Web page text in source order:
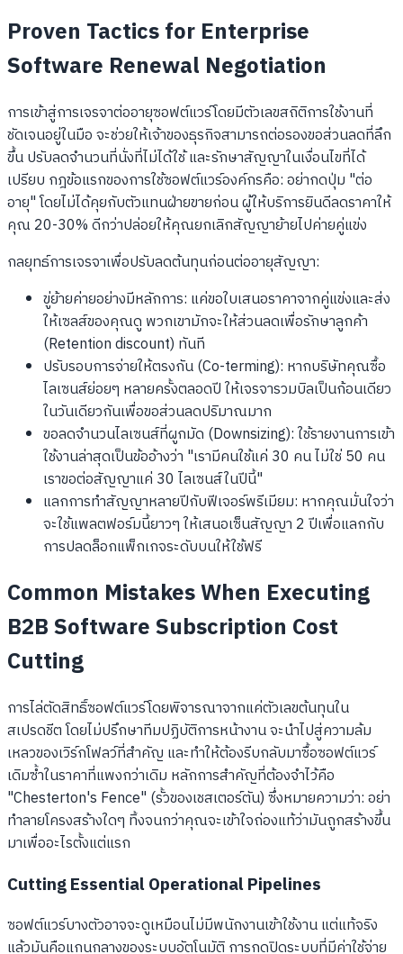
Proven Tactics for Enterprise
Software Renewal Negotiation
การเข้าสู่การเจรจาต่ออายุซอฟต์แวร์โดยมีตัวเลขสถิติการใช้งานที่
ชัดเจนอยู่ในมือ จะช่วยให้เจ้าของธุรกิจสามารถต่อรองขอส่วนลดที่ลึก
ขึ้น ปรับลดจำนวนที่นั่งที่ไม่ได้ใช้ และรักษาสัญญาในเงื่อนไขที่ได้
เปรียบ กฎข้อแรกของการใช้ซอฟต์แวร์องค์กรคือ: อย่ากดปุ่ม "ต่อ
อายุ" โดยไม่ได้คุยกับตัวแทนฝ่ายขายก่อน ผู้ให้บริการยินดีลดราคาให้
คุณ 20-30% ดีกว่าปล่อยให้คุณยกเลิกสัญญาย้ายไปค่ายคู่แข่ง
กลยุทธ์การเจรจาเพื่อปรับลดต้นทุนก่อนต่ออายุสัญญา:
ขู่ย้ายค่ายอย่างมีหลักการ: แค่ขอใบเสนอราคาจากคู่แข่งและส่ง
ให้เซลส์ของคุณดู พวกเขามักจะให้ส่วนลดเพื่อรักษาลูกค้า
(Retention discount) ทันที
ปรับรอบการจ่ายให้ตรงกัน (Co-terming): หากบริษัทคุณซื้อ
ไลเซนส์ย่อยๆ หลายครั้งตลอดปี ให้เจรจารวมบิลเป็นก้อนเดียว
ในวันเดียวกันเพื่อขอส่วนลดปริมาณมาก
ขอลดจำนวนไลเซนส์ที่ผูกมัด (Downsizing): ใช้รายงานการเข้า
ใช้งานล่าสุดเป็นข้ออ้างว่า "เรามีคนใช้แค่ 30 คน ไม่ใช่ 50 คน
เราขอต่อสัญญาแค่ 30 ไลเซนส์ในปีนี้"
แลกการทำสัญญาหลายปีกับฟีเจอร์พรีเมียม: หากคุณมั่นใจว่า
จะใช้แพลตฟอร์มนี้ยาวๆ ให้เสนอเซ็นสัญญา 2 ปีเพื่อแลกกับ
การปลดล็อกแพ็กเกจระดับบนให้ใช้ฟรี
Common Mistakes When Executing
B2B Software Subscription Cost
Cutting
การไล่ตัดสิทธิ์ซอฟต์แวร์โดยพิจารณาจากแค่ตัวเลขต้นทุนใน
สเปรดชีต โดยไม่ปรึกษาทีมปฏิบัติการหน้างาน จะนำไปสู่ความล้ม
เหลวของเวิร์กโฟลว์ที่สำคัญ และทำให้ต้องรีบกลับมาซื้อซอฟต์แวร์
เดิมซ้ำในราคาที่แพงกว่าเดิม หลักการสำคัญที่ต้องจำไว้คือ
"Chesterton's Fence" (รั้วของเชสเตอร์ตัน) ซึ่งหมายความว่า: อย่า
ทำลายโครงสร้างใดๆ ทิ้งจนกว่าคุณจะเข้าใจถ่องแท้ว่ามันถูกสร้างขึ้น
มาเพื่ออะไรตั้งแต่แรก
Cutting Essential Operational Pipelines
ซอฟต์แวร์บางตัวอาจจะดูเหมือนไม่มีพนักงานเข้าใช้งาน แต่แท้จริง
แล้วมันคือแกนกลางของระบบอัตโนมัติ การกดปิดระบบที่มีค่าใช้จ่าย